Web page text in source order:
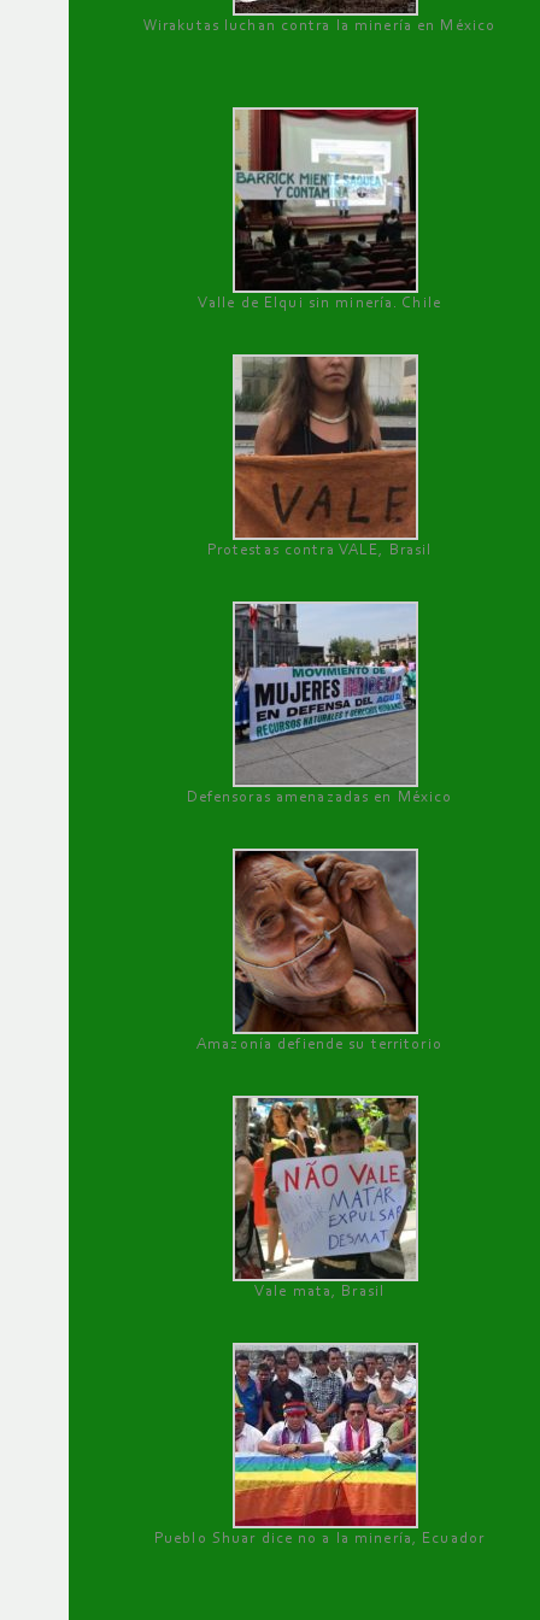
Wirakutas luchan contra la minería en México
Valle de Elqui sin minería. Chile
Protestas contra VALE, Brasil
Defensoras amenazadas en México
Amazonía defiende su territorio
Vale mata, Brasil
Pueblo Shuar dice no a la minería, Ecuador